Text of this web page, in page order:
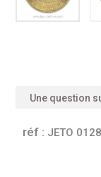
Une question
réf : JETO 0128